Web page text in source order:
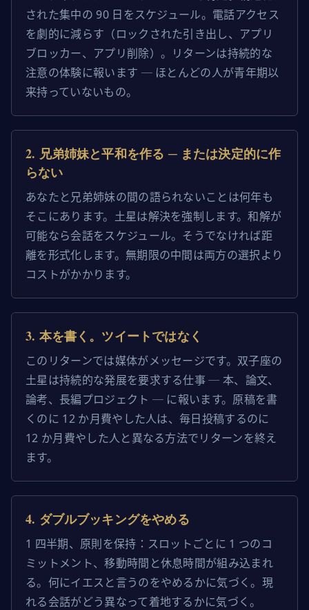
された集中の 90 日をスケジュール。電話アクセス
を劇的に減らす（ロックされた引き出し、アプリ
ブロッカー、アプリ削除）。リターンは持続的な
注意の体験に報います ─ ほとんどの人が青年期以
来持っていないもの。
2. 兄弟姉妹と平和を作る ─ または決定的に作
らない
あなたと兄弟姉妹の間の語られないことは何年も
そこにあります。土星は解決を強制します。和解が
可能なら会話をスケジュール。そうでなければ距
離を形式化します。無期限の中間は両方の選択より
コストがかかります。
3. 本を書く。ツイートではなく
このリターンでは媒体がメッセージです。双子座の
土星は持続的な発展を要求する仕事 ─ 本、論文、
論考、長編プロジェクト ─ に報います。原稿を書
くのに 12 か月費やした人は、毎日投稿するのに
12 か月費やした人と異なる方法でリターンを終え
ます。
4. ダブルブッキングをやめる
1 四半期、原則を保持：スロットごとに 1 つのコ
ミットメント、移動時間と休息時間が組み込まれ
る。何にイエスと言うのをやめるかに気づく。現
れる会話がどう異なって着地するかに気づく。